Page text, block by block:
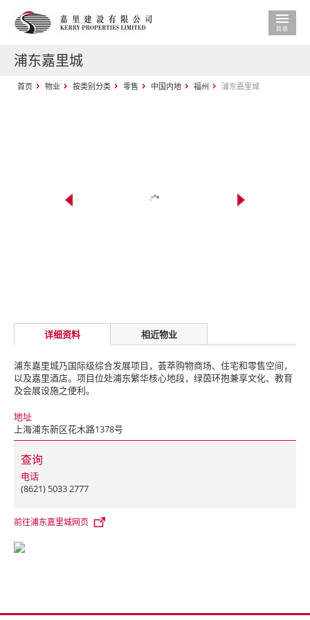
浦东嘉里城
首页 物业 按类别分类 零售 中国内地 福州 浦东嘉里城
详细资料 相近物业
浦东嘉里城乃国际级综合发展项目，荟萃购物商场、住宅和零售空间，
以及嘉里酒店。 项目位处浦东繁华核心地段，绿茵环抱兼享文化、教育
及会展设施之便利。
地址
上海浦东新区花木路1378号
查询
电话
(8621) 5033 2777
前往浦东嘉里城网页